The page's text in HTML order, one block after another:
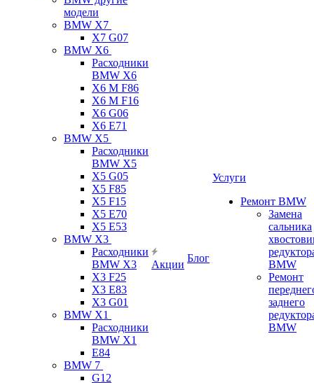
модели
BMW X7
X7 G07
BMW X6
Расходники
BMW X6
X6 M F86
X6 M F16
X6 G06
X6 E71
BMW X5
Расходники
BMW X5
X5 G05
X5 F85
X5 F15
X5 E70
X5 E53
BMW X3
Расходники
BMW X3
X3 F25
X3 E83
X3 G01
BMW X1
Расходники
BMW X1
E84
BMW 7
G12
Акции
Блог
Услуги
Ремонт BMW
Замена
сальника
BMW
Ремонт
заднего
BMW